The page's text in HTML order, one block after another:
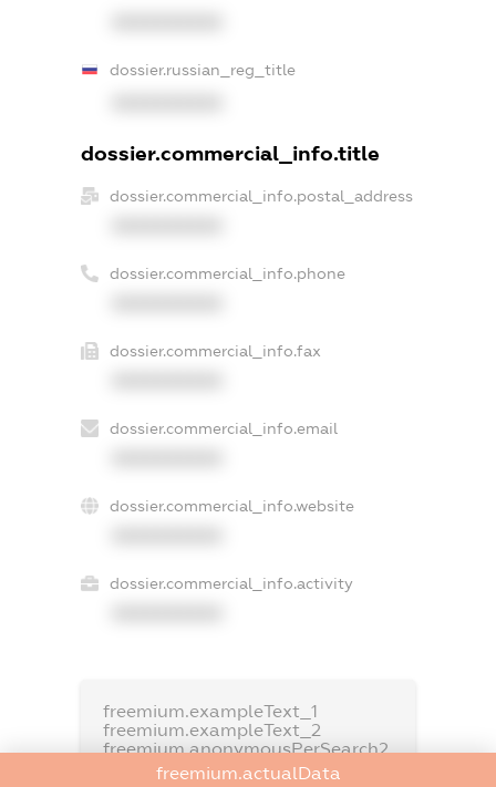
dossier.russian_reg_title
dossier.commercial_info.title
dossier.commercial_info.postal_address
dossier.commercial_info.phone
dossier.commercial_info.fax
dossier.commercial_info.email
dossier.commercial_info.website
dossier.commercial_info.activity
freemium.exampleText_1
freemium.exampleText_2
freemium.anonymousPerSearch2
freemium.actualData